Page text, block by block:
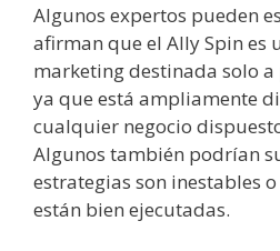
Algunos expertos pueden
afirman que el Ally Spin es
marketing destinada solo a
ya que está ampliamente
cualquier negocio
Algunos también podrían
estrategias son inestables
están bien ejecutadas.